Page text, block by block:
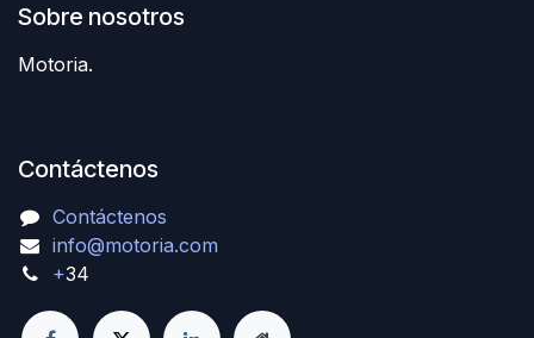
Sobre nosotros
Motoria.
Contáctenos
Contáctenos
info@motoria.com
+34